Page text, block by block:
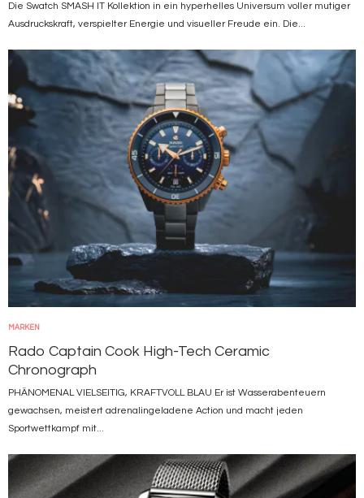
Die Swatch SMASH IT Kollektion in ein hyperhelles Universum voller mutiger
Ausdruckskraft, verspielter Energie und visueller Freude ein. Die...
Bild
MARKEN
Rado Captain Cook High-Tech Ceramic
Chronograph
PHÄNOMENAL VIELSEITIG, KRAFTVOLL BLAU Er ist Wasserabenteuern
gewachsen, meistert adrenalingeladene Action und macht jeden
Sportwettkampf mit...
Bild